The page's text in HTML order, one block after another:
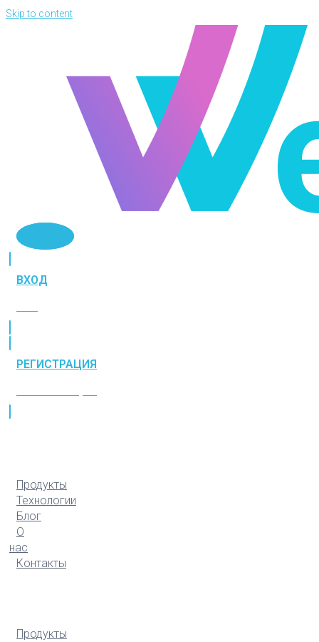
Skip to content
ВХОД
РЕГИСТРАЦИЯ
Продукты
Технологии
Блог
О
нас
Контакты
Продукты